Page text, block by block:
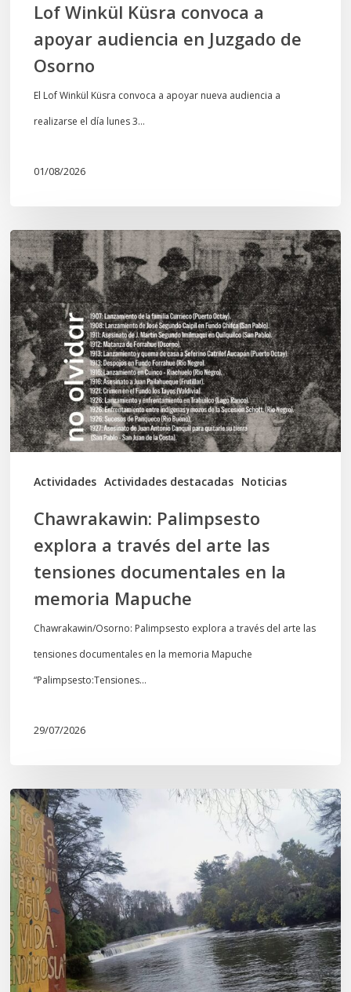
Lof Winkül Küsra convoca a
apoyar audiencia en Juzgado de
Osorno
El Lof Winkül Küsra convoca a apoyar nueva audiencia a
realizarse el día lunes 3…
01/08/2026
Actividades Actividades destacadas Noticias
Chawrakawin:
Palimpsesto
explora
a
través
del
arte
las
tensiones
documentales
memoria
Mapuche
Chawrakawin: Palimpsesto
explora a través del arte las
tensiones documentales en la
memoria Mapuche
Chawrakawin/Osorno: Palimpsesto explora a través del arte las
tensiones documentales en la memoria Mapuche
“Palimpsesto:Tensiones…
29/07/2026
En
defensa
del
Salto
Donguil
y
el
territorio